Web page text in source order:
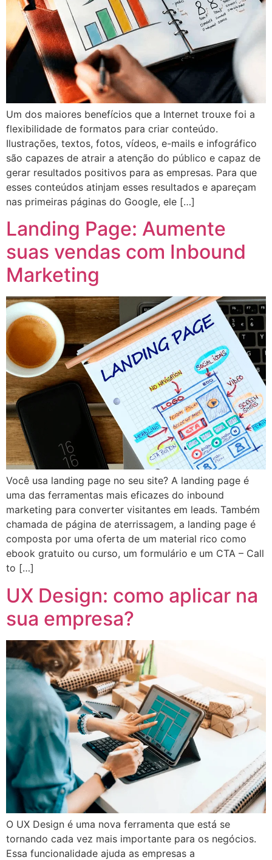
Um dos maiores benefícios que a Internet trouxe foi a
flexibilidade de formatos para criar conteúdo.
Ilustrações, textos, fotos, vídeos, e-mails e infográfico
são capazes de atrair a atenção do público e capaz de
gerar resultados positivos para as empresas. Para que
esses conteúdos atinjam esses resultados e apareçam
nas primeiras páginas do Google, ele […]
Landing Page: Aumente
suas vendas com Inbound
Marketing
Você usa landing page no seu site? A landing page é
uma das ferramentas mais eficazes do inbound
marketing para converter visitantes em leads. Também
chamada de página de aterrissagem, a landing page é
composta por uma oferta de um material rico como
ebook gratuito ou curso, um formulário e um CTA – Call
to […]
UX Design: como aplicar na
sua empresa?
O UX Design é uma nova ferramenta que está se
tornando cada vez mais importante para os negócios.
Essa funcionalidade ajuda as empresas a